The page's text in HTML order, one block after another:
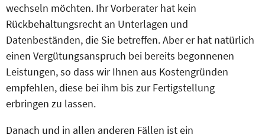
wechseln möchten. Ihr Vorberater hat kein
Rückbehaltungsrecht an Unterlagen und
Datenbeständen, die Sie betreffen. Aber er hat natürlich
einen Vergütungsanspruch bei bereits begonnenen
Leistungen, so dass wir Ihnen aus Kostengründen
empfehlen, diese bei ihm bis zur Fertigstellung
erbringen zu lassen.
Danach und in allen anderen Fällen ist ein